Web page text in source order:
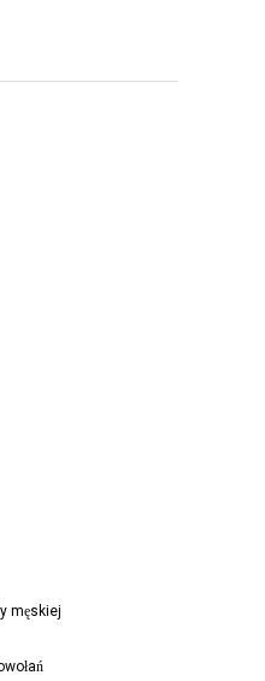
męskiej